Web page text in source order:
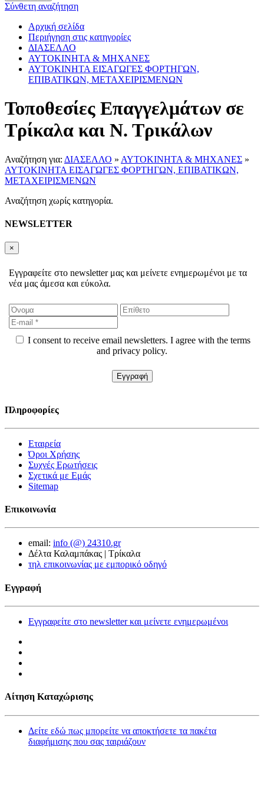
Σύνθετη αναζήτηση
Αρχική σελίδα
Περιήγηση στις κατηγορίες
ΔΙΑΣΕΛΛΟ
ΑΥΤΟΚΙΝΗΤΑ & ΜΗΧΑΝΕΣ
ΑΥΤΟΚΙΝΗΤΑ ΕΙΣΑΓΩΓΕΣ ΦΟΡΤΗΓΩΝ,
ΕΠΙΒΑΤΙΚΩΝ, ΜΕΤΑΧΕΙΡΙΣΜΕΝΩΝ
Τοποθεσίες Επαγγελμάτων σε
Τρίκαλα και Ν. Τρικάλων
Αναζήτηση για: ΔΙΑΣΕΛΛΟ » ΑΥΤΟΚΙΝΗΤΑ & ΜΗΧΑΝΕΣ »
ΑΥΤΟΚΙΝΗΤΑ ΕΙΣΑΓΩΓΕΣ ΦΟΡΤΗΓΩΝ, ΕΠΙΒΑΤΙΚΩΝ,
ΜΕΤΑΧΕΙΡΙΣΜΕΝΩΝ
Αναζήτηση χωρίς κατηγορία.
NEWSLETTER
×
Εγγραφείτε στο newsletter μας και μείνετε ενημερωμένοι με τα
νέα μας άμεσα και εύκολα.
I consent to receive email newsletters. I agree with the terms
and privacy policy.
Πληροφορίες
Εταιρεία
Όροι Χρήσης
Συχνές Ερωτήσεις
Σχετικά με Εμάς
Sitemap
Επικοινωνία
email: info (@) 24310.gr
Δέλτα Καλαμπάκας | Τρίκαλα
τηλ επικοινωνίας με εμπορικό οδηγό
Εγγραφή
Εγγραφείτε στο newsletter και μείνετε ενημερωμένοι
Αίτηση Καταχώρισης
Δείτε εδώ πως μπορείτε να αποκτήσετε τα πακέτα
διαφήμισης που σας ταιριάζουν